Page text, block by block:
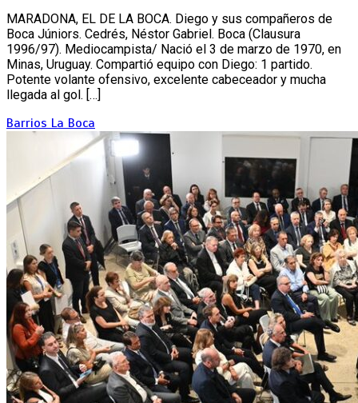
MARADONA, EL DE LA BOCA. Diego y sus compañeros de
Boca Júniors. Cedrés, Néstor Gabriel. Boca (Clausura
1996/97). Mediocampista/ Nació el 3 de marzo de 1970, en
Minas, Uruguay. Compartió equipo con Diego: 1 partido.
Potente volante ofensivo, excelente cabeceador y mucha
llegada al gol. […]
Barrios La Boca